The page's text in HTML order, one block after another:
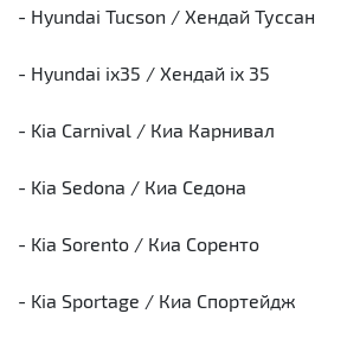
- Hyundai Tucson / Хендай Туссан
- Hyundai ix35 / Хендай ix 35
- Kia Carnival / Киа Карнивал
- Kia Sedona / Киа Седона
- Kia Sorento / Киа Соренто
- Kia Sportage / Киа Спортейдж